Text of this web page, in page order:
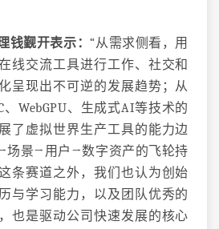
钱觐开表示：“从需求侧看，用
线交流工具进行工作、社交和
呈现出不可逆的发展趋势；从
、WebGPU、生成式AI等技术的
了虚拟世界生产工具的能力边
场景→用户→数字资产的飞轮持
条赛道之外，我们也认为创始
与学习能力，以及团队优秀的
也是驱动公司快速发展的核心